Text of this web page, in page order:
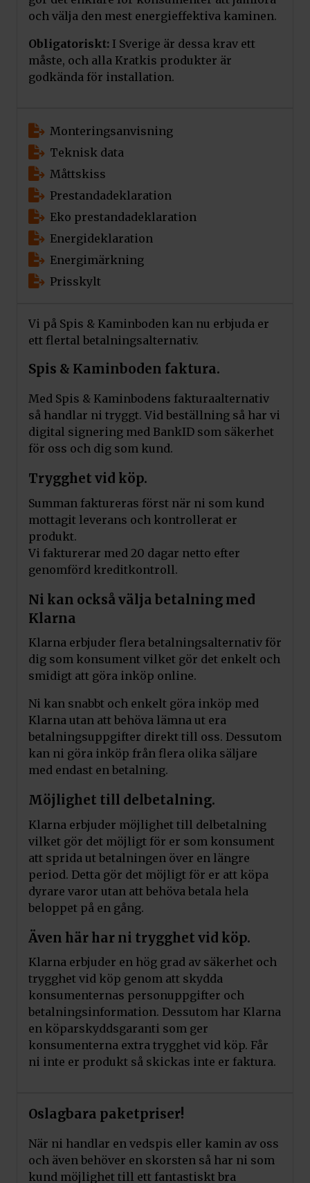
och välja den mest energieffektiva kaminen.
Obligatoriskt: I Sverige är dessa krav ett
måste, och alla Kratkis produkter är
godkända för installation.
Monteringsanvisning
Teknisk data
Måttskiss
Prestandadeklaration
Eko prestandadeklaration
Energideklaration
Energimärkning
Prisskylt
Vi på Spis & Kaminboden kan nu erbjuda er
ett flertal betalningsalternativ.
Spis & Kaminboden faktura.
Med Spis & Kaminbodens fakturaalternativ
så handlar ni tryggt. Vid beställning så har vi
digital signering med BankID som säkerhet
för oss och dig som kund.
Trygghet vid köp.
Summan faktureras först när ni som kund
mottagit leverans och kontrollerat er
produkt.
Vi fakturerar med 20 dagar netto efter
genomförd kreditkontroll.
Ni kan också välja betalning med
Klarna
Klarna erbjuder flera betalningsalternativ för
dig som konsument vilket gör det enkelt och
smidigt att göra inköp online.
Ni kan snabbt och enkelt göra inköp med
Klarna utan att behöva lämna ut era
betalningsuppgifter direkt till oss. Dessutom
kan ni göra inköp från flera olika säljare
med endast en betalning.
Möjlighet till delbetalning.
Klarna erbjuder möjlighet till delbetalning
vilket gör det möjligt för er som konsument
att sprida ut betalningen över en längre
period. Detta gör det möjligt för er att köpa
dyrare varor utan att behöva betala hela
beloppet på en gång.
Även här har ni trygghet vid köp.
Klarna erbjuder en hög grad av säkerhet och
trygghet vid köp genom att skydda
konsumenternas personuppgifter och
betalningsinformation. Dessutom har Klarna
en köparskyddsgaranti som ger
konsumenterna extra trygghet vid köp. Får
ni inte er produkt så skickas inte er faktura.
Oslagbara paketpriser!
När ni handlar en vedspis eller kamin av oss
och även behöver en skorsten så har ni som
kund möjlighet till ett fantastiskt bra